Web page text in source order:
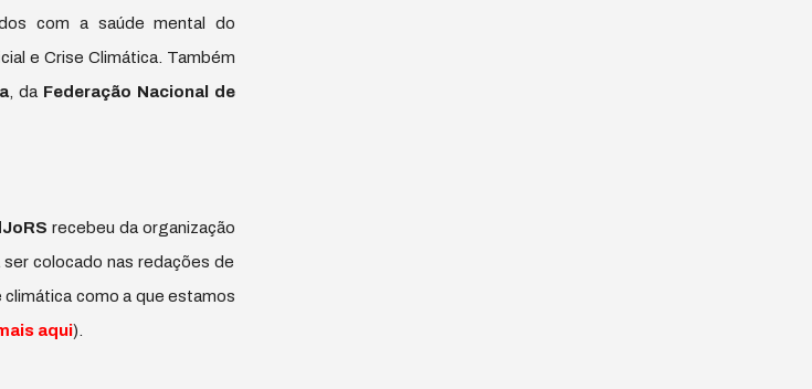
com a saúde mental do
e Crise Climática. Também
, da Federação Nacional de
recebeu da organização
colocado nas redações de
como a que estamos
aqui).